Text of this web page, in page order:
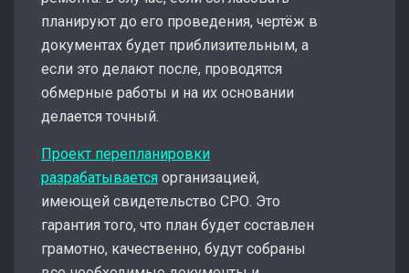
планируют до его проведения, чертёж в
документах будет приблизительным, а
если это делают после, проводятся
обмерные работы и на их основании
делается точный.
Проект перепланировки
разрабатывается организацией,
имеющей свидетельство СРО. Это
гарантия того, что план будет составлен
грамотно, качественно, будут собраны